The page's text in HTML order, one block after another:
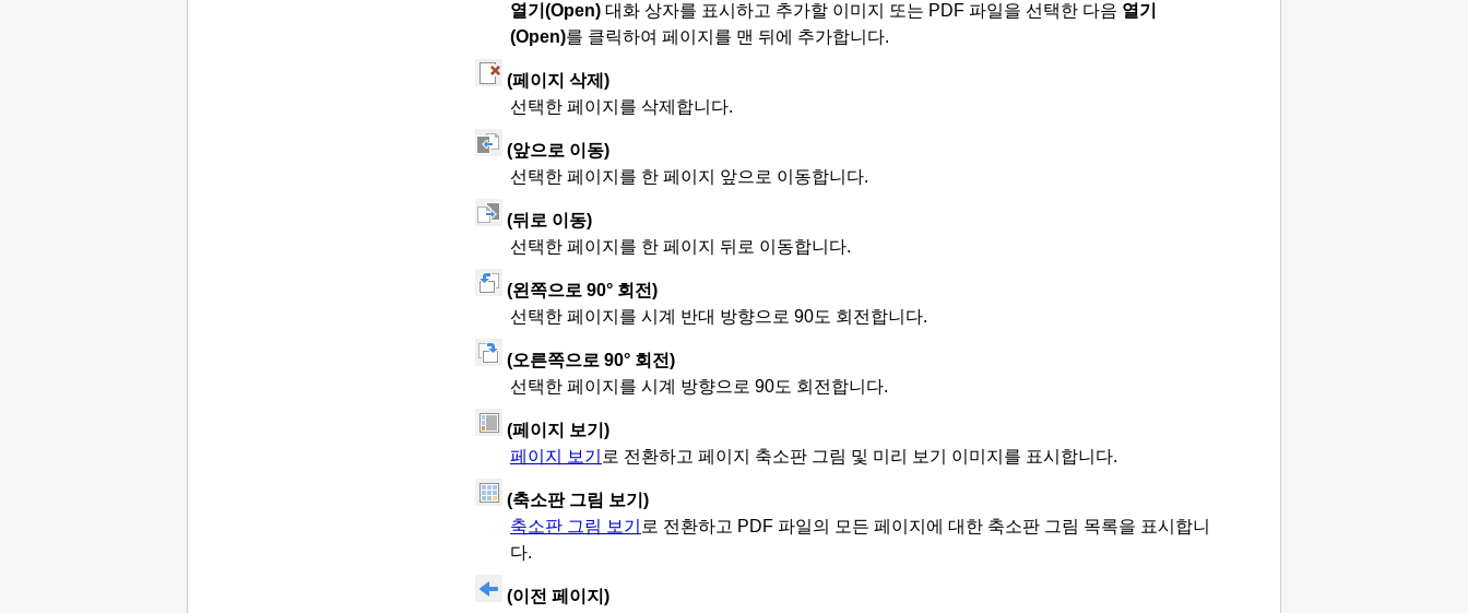
열기 (Open) 대화 상자를 표시하고 추가할 이미지 또는 PDF 파일을 선택한 다음 열기
(Open)를 클릭하여 페이지를 맨 뒤에 추가합니다.
(페이지 삭제)
선택한 페이지를 삭제합니다.
(앞으로 이동)
선택한 페이지를 한 페이지 앞으로 이동합니다.
(뒤로 이동)
선택한 페이지를 한 페이지 뒤로 이동합니다.
(왼쪽으로 90° 회전)
선택한 페이지를 시계 반대 방향으로 90도 회전합니다.
(오른쪽으로 90° 회전)
선택한 페이지를 시계 방향으로 90도 회전합니다.
(페이지 보기)
페이지 보기 로 전환하고 페이지 축소판 그림 및 미리 보기 이미지를 표시합니다.
(축소판 그림 보기)
축소판 그림 보기 로 전환하고 PDF 파일의 모든 페이지에 대한 축소판 그림 목록을 표시합니
다.
(이전 페이지)